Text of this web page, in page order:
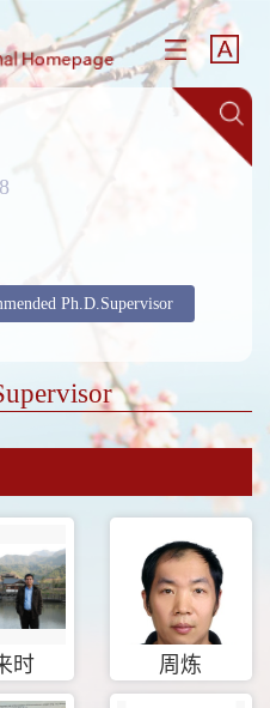
Ph.D.Supervisor
时 周炼